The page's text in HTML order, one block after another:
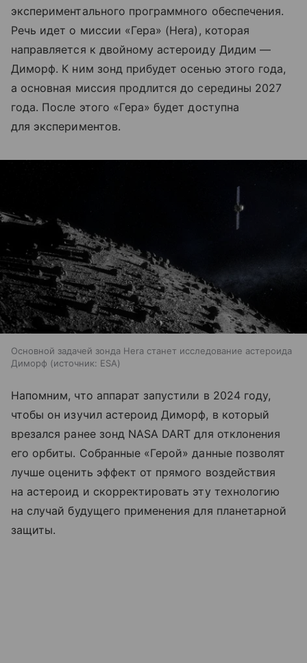
экспериментального программного обеспечения.
Речь идет о миссии «Гера» (Hera), которая
направляется к двойному астероиду Дидим —
Диморф. К ним зонд прибудет осенью этого года,
а основная миссия продлится до середины 2027
года. После этого «Гера» будет доступна
для экспериментов.
Основной задачей зонда Hera станет исследование астероида
Диморф
источник: ESA
Напомним, что аппарат запустили в 2024 году,
чтобы он изучил астероид Диморф, в который
врезался ранее зонд NASA DART для отклонения
его орбиты. Собранные «Герой» данные позволят
лучше оценить эффект от прямого воздействия
на астероид и скорректировать эту технологию
на случай будущего применения для планетарной
защиты.